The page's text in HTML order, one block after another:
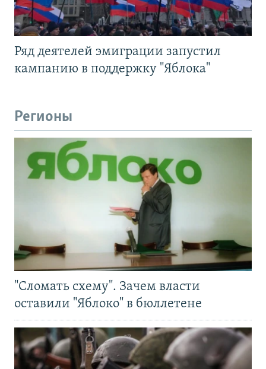
Ряд деятелей эмиграции запустил
кампанию в поддержку "Яблока"
Регионы
"Сломать схему". Зачем власти
оставили "Яблоко" в бюллетене